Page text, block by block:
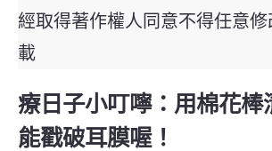
經取得著作權人同意不得任意
載
療日子小叮嚀：用棉花棒
能戳破耳膜喔！